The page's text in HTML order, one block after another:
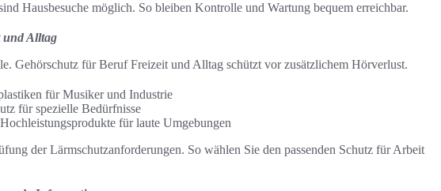
Hausbesuche möglich. So bleiben Kontrolle und Wartung bequem erreichbar.
und Alltag
Gehörschutz für Beruf Freizeit und Alltag schützt vor zusätzlichem Hörverlust.
für Musiker und Industrie
für spezielle Bedürfnisse
für laute Umgebungen
der Lärmschutzanforderungen. So wählen Sie den passenden Schutz für Arbeit